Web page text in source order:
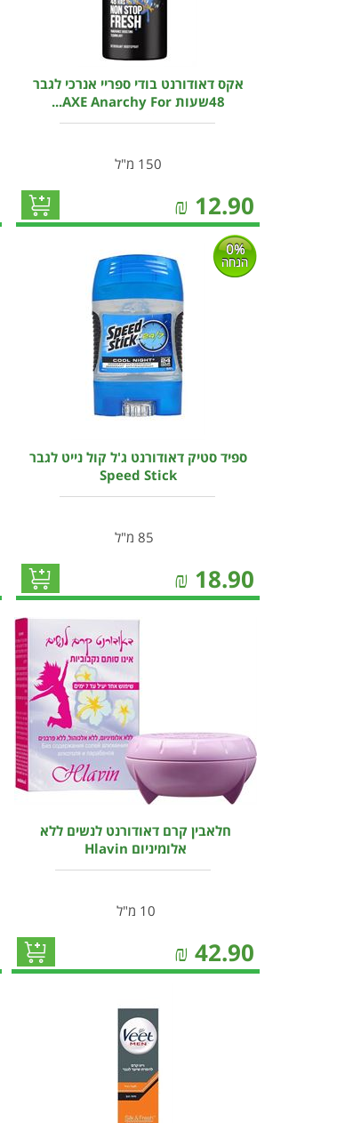
אקס דאודורנט בודי ספריי אנרכי לגבר
48שעות AXE Anarchy For...
150 מ"ל
12.90
₪
0%
הנחה
ספיד סטיק דאודורנט ג'ל קול נייט לגבר
Speed Stick
18.90
₪
חלאבין קרם דאודורנט לנשים ללא
אלומיניום Hlavin
10 מ"ל
42.90
₪